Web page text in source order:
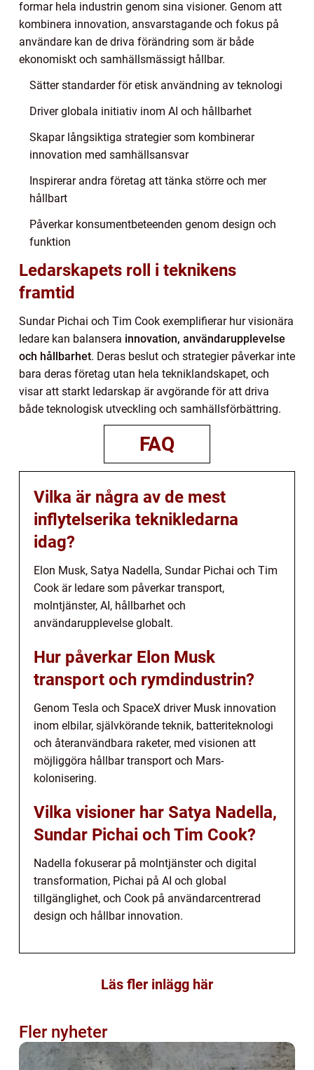
formar hela industrin genom sina visioner. Genom att
kombinera innovation, ansvarstagande och fokus på
användare kan de driva förändring som är både
ekonomiskt och samhällsmässigt hållbar.
Sätter standarder för etisk användning av teknologi
Driver globala initiativ inom AI och hållbarhet
Skapar långsiktiga strategier som kombinerar
innovation med samhällsansvar
Inspirerar andra företag att tänka större och mer
hållbart
Påverkar konsumentbeteenden genom design och
funktion
Ledarskapets roll i teknikens
framtid
Sundar Pichai och Tim Cook exemplifierar hur visionära
ledare kan balansera innovation, användarupplevelse
och hållbarhet. Deras beslut och strategier påverkar inte
bara deras företag utan hela tekniklandskapet, och
visar att starkt ledarskap är avgörande för att driva
både teknologisk utveckling och samhällsförbättring.
FAQ
Vilka är några av de mest
inflytelserika teknikledarna
idag?
Elon Musk, Satya Nadella, Sundar Pichai och Tim
Cook är ledare som påverkar transport,
molntjänster, AI, hållbarhet och
användarupplevelse globalt.
Hur påverkar Elon Musk
transport och rymdindustrin?
Genom Tesla och SpaceX driver Musk innovation
inom elbilar, självkörande teknik, batteriteknologi
och återanvändbara raketer, med visionen att
möjliggöra hållbar transport och Mars-
kolonisering.
Vilka visioner har Satya Nadella,
Sundar Pichai och Tim Cook?
Nadella fokuserar på molntjänster och digital
transformation, Pichai på AI och global
tillgänglighet, och Cook på användarcentrerad
design och hållbar innovation.
Läs fler inlägg här
Fler nyheter